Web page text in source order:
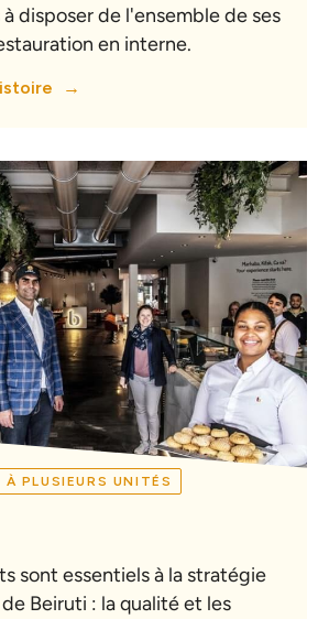
à disposer de l'ensemble de ses
en interne.
PLUSIEURS UNITÉS
sont essentiels à la stratégie
Beiruti : la qualité et les